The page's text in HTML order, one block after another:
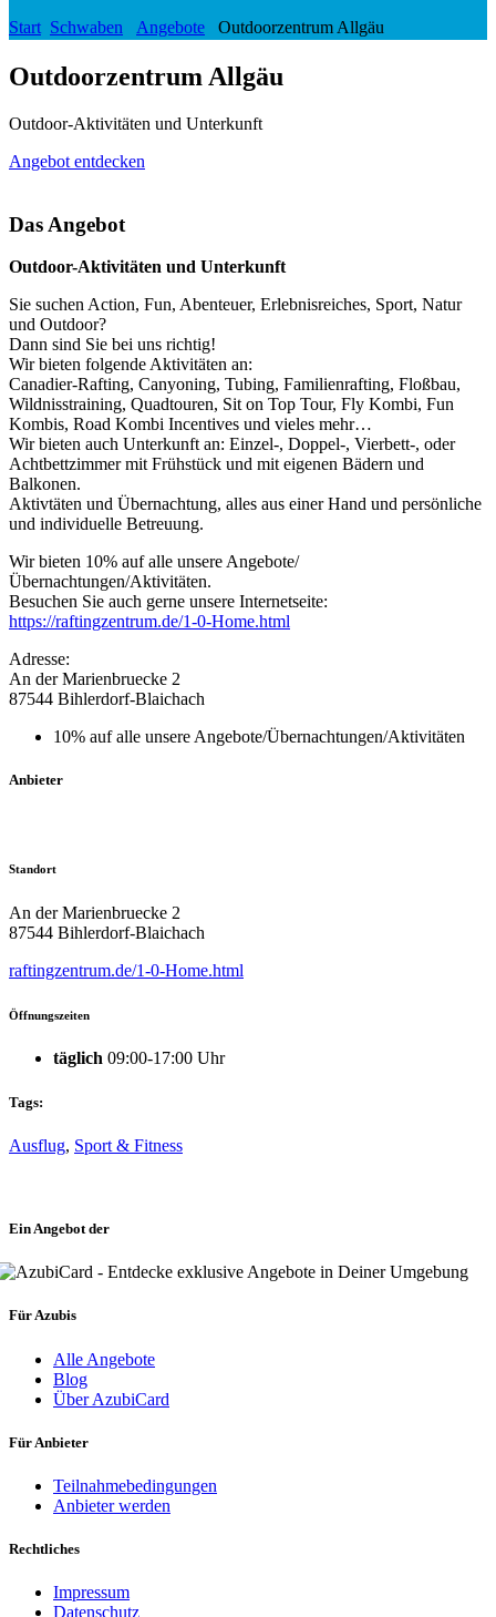
Start Schwaben Angebote Outdoorzentrum Allgäu
Outdoorzentrum Allgäu
Outdoor-Aktivitäten und Unterkunft
Angebot entdecken
Das Angebot
Outdoor-Aktivitäten und Unterkunft
Sie suchen Action, Fun, Abenteuer, Erlebnisreiches, Sport, Natur
und Outdoor?
Dann sind Sie bei uns richtig!
Wir bieten folgende Aktivitäten an:
Canadier-Rafting, Canyoning, Tubing, Familienrafting, Floßbau,
Wildnisstraining, Quadtouren, Sit on Top Tour, Fly Kombi, Fun
Kombis, Road Kombi Incentives und vieles mehr…
Wir bieten auch Unterkunft an: Einzel-, Doppel-, Vierbett-, oder
Achtbettzimmer mit Frühstück und mit eigenen Bädern und
Balkonen.
Aktivtäten und Übernachtung, alles aus einer Hand und persönliche
und individuelle Betreuung.
Wir bieten 10% auf alle unsere Angebote/
Übernachtungen/Aktivitäten.
Besuchen Sie auch gerne unsere Internetseite:
https://raftingzentrum.de/1-0-Home.html
Adresse:
An der Marienbruecke 2
87544 Bihlerdorf-Blaichach
10% auf alle unsere Angebote/Übernachtungen/Aktivitäten
Anbieter
Standort
An der Marienbruecke 2
87544 Bihlerdorf-Blaichach
raftingzentrum.de/1-0-Home.html
Öffnungszeiten
täglich 09:00-17:00 Uhr
Tags:
Ausflug, Sport & Fitness
Ein Angebot der
Für Azubis
Alle Angebote
Blog
Über AzubiCard
Für Anbieter
Teilnahmebedingungen
Anbieter werden
Rechtliches
Impressum
Datenschutz